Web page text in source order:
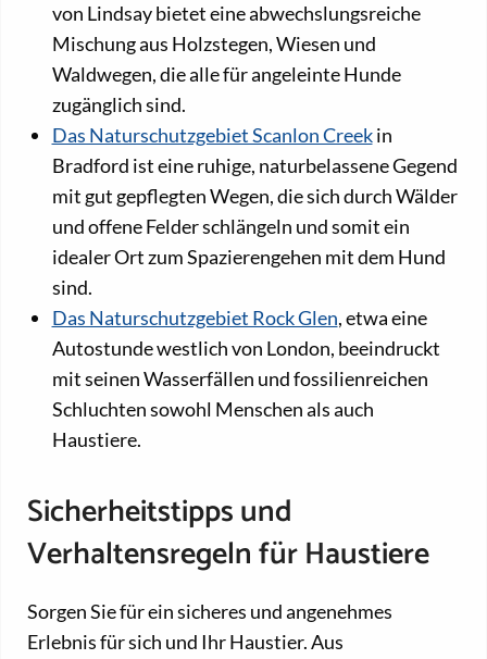
von Lindsay bietet eine abwechslungsreiche
Mischung aus Holzstegen, Wiesen und
Waldwegen, die alle für angeleinte Hunde
zugänglich sind.
Das Naturschutzgebiet Scanlon Creekin
Bradford ist eine ruhige, naturbelassene Gegend
mit gut gepflegten Wegen, die sich durch Wälder
und offene Felder schlängeln und somit ein
idealer Ort zum Spazierengehen mit dem Hund
sind.
Das Naturschutzgebiet Rock Glen, etwa eine
Autostunde westlich von London, beeindruckt
mit seinen Wasserfällen und fossilienreichen
Schluchten sowohl Menschen als auch
Haustiere.
Sicherheitstipps und
Verhaltensregeln für Haustiere
Sorgen Sie für ein sicheres und angenehmes
Erlebnis für sich und Ihr Haustier. Aus